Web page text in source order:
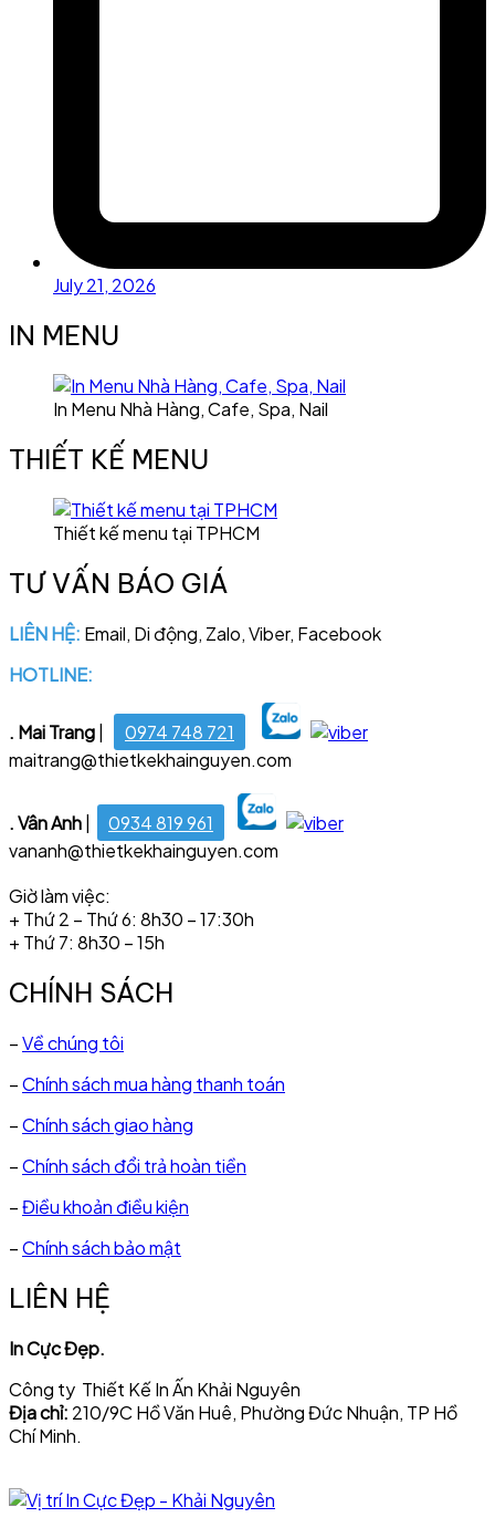
July 21, 2026
IN MENU
In Menu Nhà Hàng, Cafe, Spa, Nail
THIẾT KẾ MENU
Thiết kế menu tại TPHCM
TƯ VẤN BÁO GIÁ
LIÊN HỆ: Email, Di động, Zalo, Viber, Facebook
HOTLINE:
. Mai Trang|
0974 748 721
maitrang@thietkekhainguyen.com
. Vân Anh
0934 819 961
vananh@thietkekhainguyen.com
Giờ làm việc:
+ Thứ 2 – Thứ 6: 8h30 – 17:30h
+ Thứ 7: 8h30 – 15h
CHÍNH SÁCH
–Về chúng tôi
–Chính sách mua hàng thanh toán
–Chính sách giao hàng
–Chính sách đổi trả hoàn tiền
–Điều khoản điều kiện
–Chính sách bảo mật
LIÊN HỆ
In Cực Đẹp.
Công ty Thiết Kế In Ấn Khải Nguyên
Địa chỉ: 210/9C Hồ Văn Huê, Phường Đức Nhuận, TP Hồ
Chí Minh.